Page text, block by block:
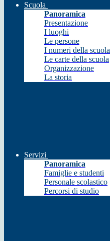
Scuola
Panoramica
Presentazione
I luoghi
Le persone
I numeri della scuola
Le carte della scuola
Organizzazione
La storia
Servizi
Panoramica
Famiglie e studenti
Personale scolastico
Percorsi di studio